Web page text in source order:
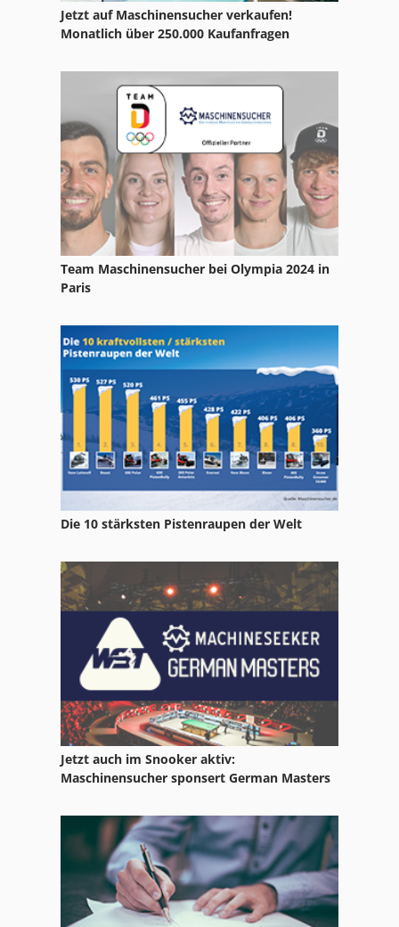
Papier Und Stoffpresse
Tisch Presse
Werkstattpresse Hydraulisch
Jetzt auf Maschinensucher verkaufen!
Monatlich über 250.000 Kaufanfragen
Team Maschinensucher bei Olympia 2024 in
Paris
Die 10 stärksten Pistenraupen der Welt
Jetzt auch im Snooker aktiv:
Maschinensucher sponsert German Masters